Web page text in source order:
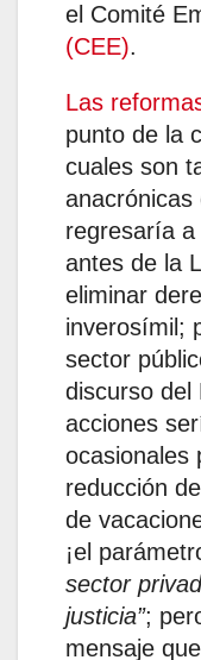
el Comité
(CEE).
Las
punto de la
cuales son
regresaría
antes de la
eliminar
inverosímil;
sector
discurso del
acciones
ocasionales
reducción
de
¡el
sector
justicia”;
mensaje